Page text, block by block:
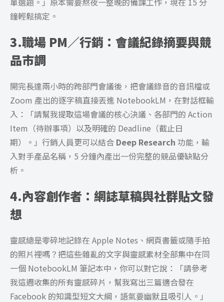
鐘輕鬆搞定。
3.職場 PM／行銷：會議紀錄摘要與競
品市調
開完長達兩小時的跨部門會議後，把會議錄音的音訊檔或
Zoom 產出的逐字稿直接丟進 NotebookLM，在對話框輸
入：「請幫我提取這場會議的核心決議、各部門的 Action
Item（待辦事項）以及明確的 Deadline（截止日
期）。」行銷人員更可以結合 Deep Research 功能，輸
入對手產品名稱，5 分鐘內產出一份完整的競品優缺點分
析。
4.內容創作者：網誌草稿與社群貼文發
想
靈感總是零碎地記錄在 Apple Notes、網頁書籤或隨手拍
的照片裡嗎？把這些雜亂的文字與靈感素材全部集中在同
一個 NotebookLM 筆記本中，你可以對它說：「請參考
我這週收集的所有靈感碎片，幫我寫出三篇適合發在
Facebook 的知識型短文大綱，語氣要幽默且吸引人。」